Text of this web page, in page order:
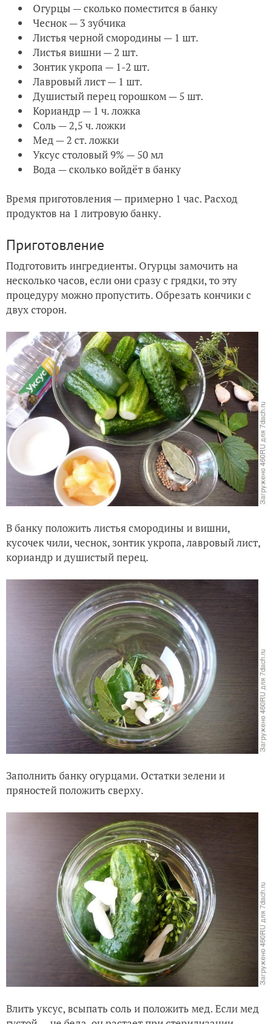
Огурцы — сколько поместится в банку
Чеснок — 3 зубчика
Листья черной смородины — 1 шт.
Листья вишни — 2 шт.
Зонтик укропа — 1-2 шт.
Лавровый лист — 1 шт.
Душистый перец горошком — 5 шт.
Кориандр — 1 ч. ложка
Соль — 2,5 ч. ложки
Мед — 2 ст. ложки
Уксус столовый 9% — 50 мл
Вода — сколько войдёт в банку
Время приготовления — примерно 1 час. Расход
продуктов на 1 литровую банку.
Приготовление
Подготовить ингредиенты. Огурцы замочить на
несколько часов, если они сразу с грядки, то эту
процедуру можно пропустить. Обрезать кончики с
двух сторон.
В банку положить листья смородины и вишни,
кусочек чили, чеснок, зонтик укропа, лавровый лист,
кориандр и душистый перец.
Заполнить банку огурцами. Остатки зелени и
пряностей положить сверху.
Влить уксус, всыпать соль и положить мед. Если мед